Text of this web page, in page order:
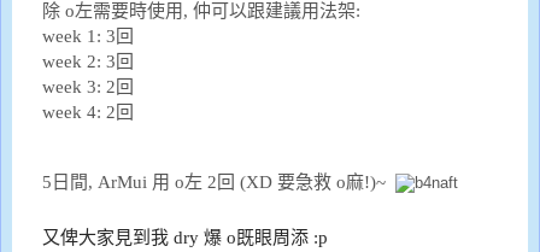
除 o左需要時使用, 仲可以跟建議用法架:
week 1: 3回
week 2: 3回
week 3: 2回
week 4: 2回
5日間, ArMui 用 o左 2回 (XD 要急救 o麻!)~
又俾大家見到我 dry 爆 o既眼周添 :p